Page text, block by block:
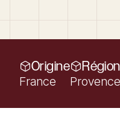
Origine
France
Région